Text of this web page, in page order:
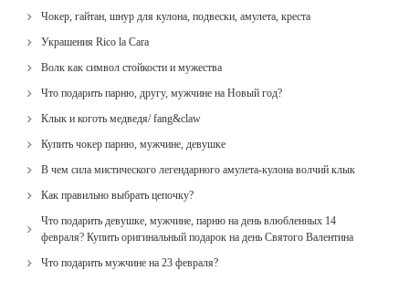
Чокер, гайтан, шнур для кулона, подвески, амулета, креста
Украшения Rico la Cara
Волк как символ стойкости и мужества
Что подарить парню, другу, мужчине на Новый год?
Клык и коготь медведя/ fang&claw
Купить чокер парню, мужчине, девушке
В чем сила мистического легендарного амулета-кулона волчий клык
Как правильно выбрать цепочку?
Что подарить девушке, мужчине, парню на день влюбленных 14
февраля? Купить оригинальный подарок на день Святого Валентина
Что подарить мужчине на 23 февраля?